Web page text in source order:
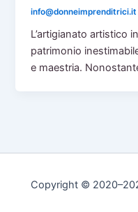
info@donneimprenditrici.it
L’artigianato artistico
patrimonio
e maestria.
Copyright ©